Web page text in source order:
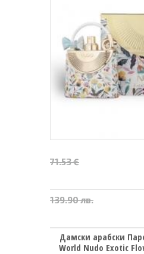
71.53 €
139.90 лв.
Дамски арабски
World Nudo Exotic